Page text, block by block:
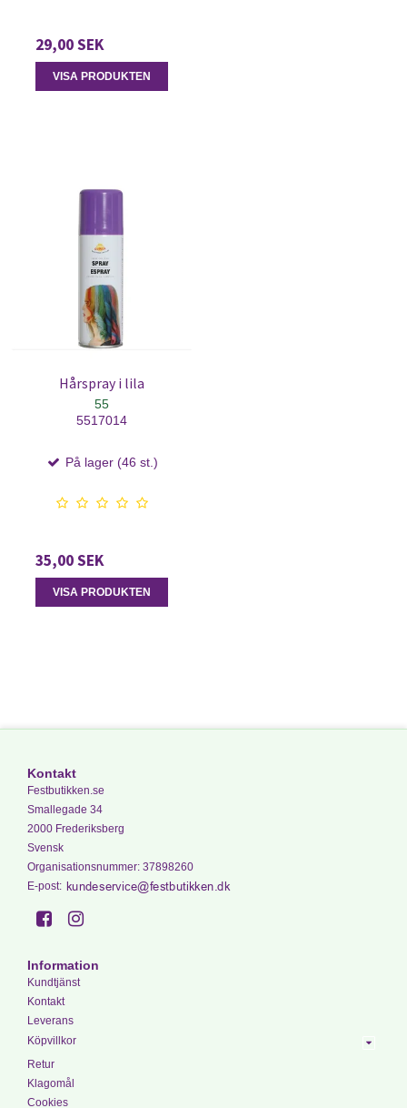
29,00 SEK
VISA PRODUKTEN
Hårspray i lila
55
5517014
På lager (46 st.)
35,00 SEK
VISA PRODUKTEN
Kontakt
Festbutikken.se
Smallegade 34
2000 Frederiksberg
Svensk
Organisationsnummer: 37898260
E-post:
Information
Kundtjänst
Kontakt
Leverans
Köpvillkor
Retur
Klagomål
Cookies